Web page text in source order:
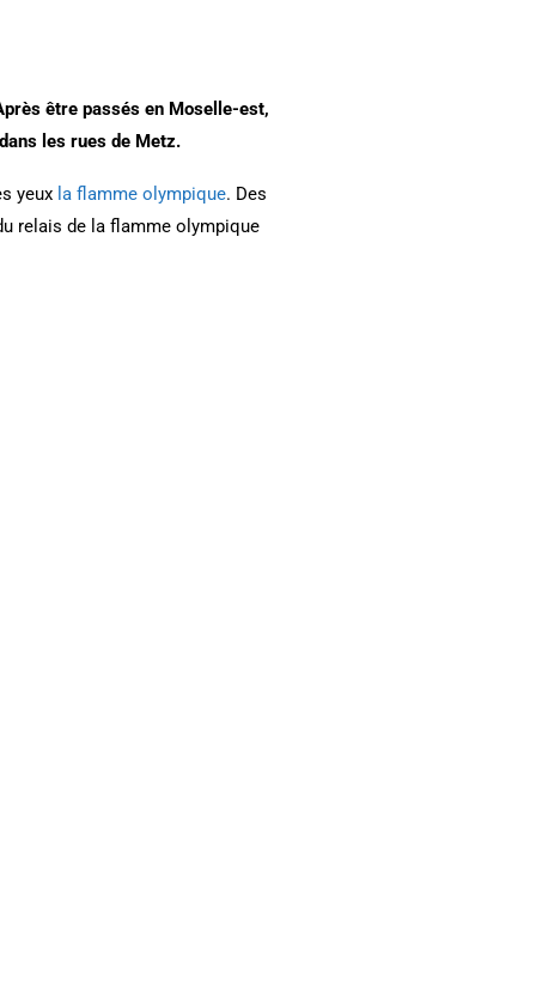
être passés en Moselle-est,
les rues de Metz.
yeux la flamme olympique. Des
relais de la flamme olympique